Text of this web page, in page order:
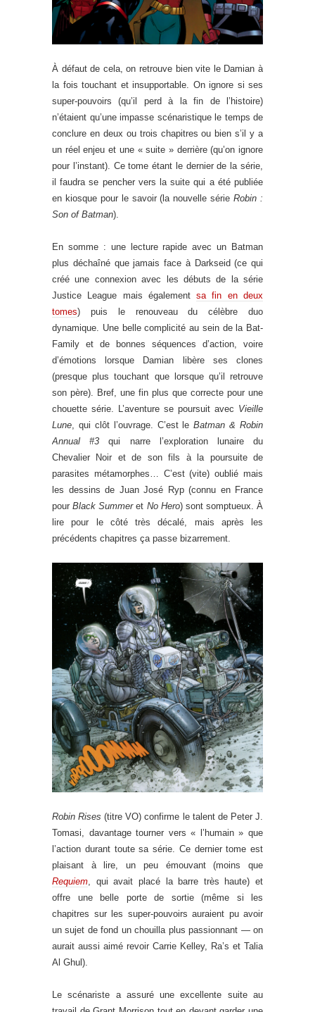
À défaut de cela, on retrouve bien vite le Damian à
la fois touchant et insupportable. On ignore si ses
super-pouvoirs (qu’il perd à la fin de l’histoire)
n’étaient qu’une impasse scénaristique le temps de
conclure en deux ou trois chapitres ou bien s’il y a
un réel enjeu et une « suite » derrière (qu’on ignore
pour l’instant). Ce tome étant le dernier de la série,
il faudra se pencher vers la suite qui a été publiée
en kiosque pour le savoir (la nouvelle sérieRobin :
Son of Batman).
En somme : une lecture rapide avec un Batman
plus déchaîné que jamais face à Darkseid (ce qui
créé une connexion avec les débuts de la série
Justice League mais égalementsa fin en deux
tomes) puis le renouveau du célèbre duo
dynamique. Une belle complicité au sein de la Bat-
Family et de bonnes séquences d’action, voire
d’émotions lorsque Damian libère ses clones
(presque plus touchant que lorsque qu’il retrouve
son père). Bref, une fin plus que correcte pour une
chouette série. L’aventure se poursuit avec Vieille
Lune, qui clôt l’ouvrage. C’est leBatman & Robin
Annual #3 qui narre l’exploration lunaire du
Chevalier Noir et de son fils à la poursuite de
parasites métamorphes… C’est (vite) oublié mais
les dessins de Juan José Ryp (connu en France
pourBlack Summeret No Hero) sont somptueux. À
lire pour le côté très décalé, mais après les
précédents chapitres ça passe bizarrement.
Robin Rises (titre VO) confirme le talent de Peter J.
Tomasi, davantage tourner vers « l’humain » que
l’action durant toute sa série. Ce dernier tome est
plaisant à lire, un peu émouvant (moins que
Requiem, qui avait placé la barre très haute) et
offre une belle porte de sortie (même si les
chapitres sur les super-pouvoirs auraient pu avoir
un sujet de fond un chouilla plus passionnant — on
aurait aussi aimé revoir Carrie Kelley, Ra’s et Talia
Al Ghul).
Le scénariste a assuré une excellente suite au